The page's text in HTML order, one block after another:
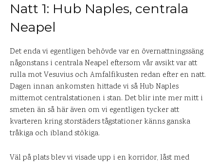
Natt 1: Hub Naples, centrala
Neapel
Det enda vi egentligen behövde var en övernattningssäng
någonstans i centrala Neapel eftersom vår avsikt var att
rulla mot Vesuvius och Amfalfikusten redan efter en natt.
Dagen innan ankomsten hittade vi så Hub Naples
mittemot centralstationen i stan. Det blir inte mer mitt i
smeten än så här även om vi egentligen tycker att
kvarteren kring storstäders tågstationer känns ganska
tråkiga och ibland stökiga.
Väl på plats blev vi visade upp i en korridor, låst med